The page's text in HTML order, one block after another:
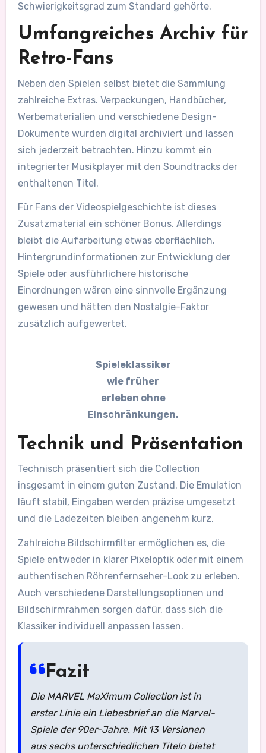
Schwierigkeitsgrad zum Standard gehörte.
Umfangreiches Archiv für
Retro-Fans
Neben den Spielen selbst bietet die Sammlung
zahlreiche Extras. Verpackungen, Handbücher,
Werbematerialien und verschiedene Design-
Dokumente wurden digital archiviert und lassen
sich jederzeit betrachten. Hinzu kommt ein
integrierter Musikplayer mit den Soundtracks der
enthaltenen Titel.
Für Fans der Videospielgeschichte ist dieses
Zusatzmaterial ein schöner Bonus. Allerdings
bleibt die Aufarbeitung etwas oberflächlich.
Hintergrundinformationen zur Entwicklung der
Spiele oder ausführlichere historische
Einordnungen wären eine sinnvolle Ergänzung
gewesen und hätten den Nostalgie-Faktor
zusätzlich aufgewertet.
Spieleklassiker
wie früher
erleben ohne
Einschränkungen.
Technik und Präsentation
Technisch präsentiert sich die Collection
insgesamt in einem guten Zustand. Die Emulation
läuft stabil, Eingaben werden präzise umgesetzt
und die Ladezeiten bleiben angenehm kurz.
Zahlreiche Bildschirmfilter ermöglichen es, die
Spiele entweder in klarer Pixeloptik oder mit einem
authentischen Röhrenfernseher-Look zu erleben.
Auch verschiedene Darstellungsoptionen und
Bildschirmrahmen sorgen dafür, dass sich die
Klassiker individuell anpassen lassen.
Fazit
Die MARVEL MaXimum Collection ist in
erster Linie ein Liebesbrief an die Marvel-
Spiele der 90er-Jahre. Mit 13 Versionen
aus sechs unterschiedlichen Titeln bietet